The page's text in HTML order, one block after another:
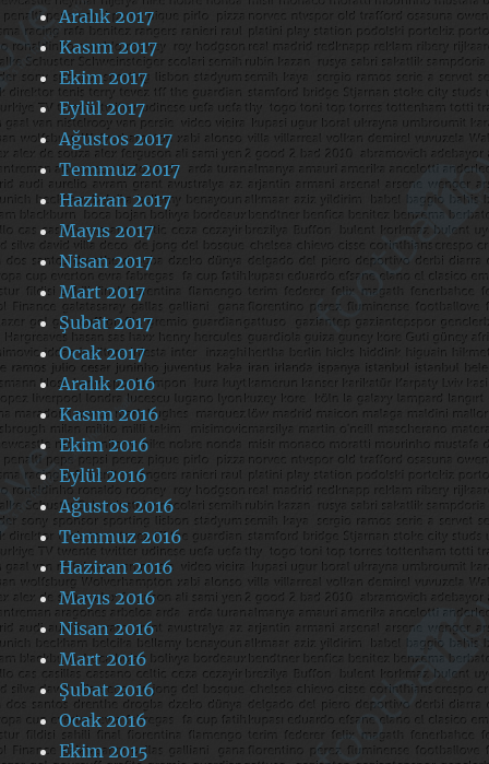
Aralık 2017
Kasım 2017
Ekim 2017
Eylül 2017
Ağustos 2017
Temmuz 2017
Haziran 2017
Mayıs 2017
Nisan 2017
Mart 2017
Şubat 2017
Ocak 2017
Aralık 2016
Kasım 2016
Ekim 2016
Eylül 2016
Ağustos 2016
Temmuz 2016
Haziran 2016
Mayıs 2016
Nisan 2016
Mart 2016
Şubat 2016
Ocak 2016
Ekim 2015